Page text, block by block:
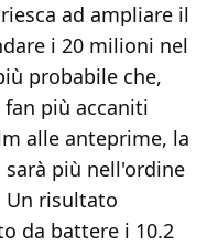
ad ampliare il
i 20 milioni nel
probabile che,
più accaniti
alle anteprime, la
più nell'ordine
Un risultato
da battere i 10.2